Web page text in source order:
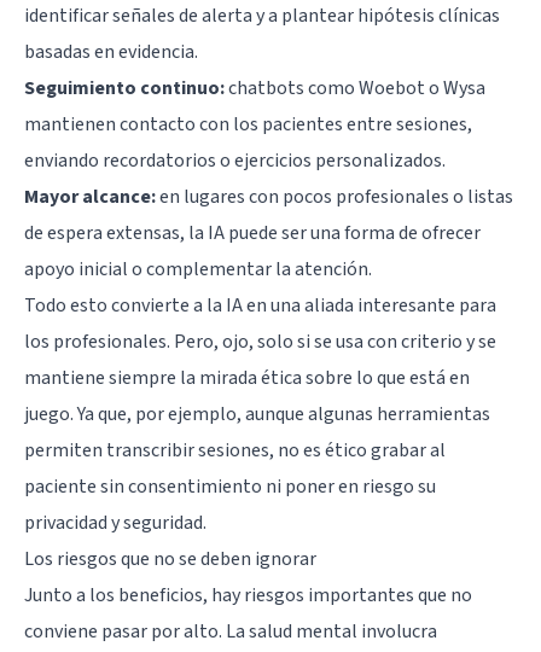
identificar señales de alerta y a plantear hipótesis clínicas
basadas en evidencia.
Seguimiento continuo:chatbots como Woebot o Wysa
mantienen contacto con los pacientes entre sesiones,
enviando recordatorios o ejercicios personalizados.
Mayor alcance:en lugares con pocos profesionales o listas
de espera extensas, la IA puede ser una forma de ofrecer
apoyo inicial o complementar la atención.
Todo esto convierte a la IA en una aliada interesante para
los profesionales. Pero, ojo, solo si se usa con criterio y se
mantiene siempre la mirada ética sobre lo que está en
juego. Ya que, por ejemplo, aunque algunas herramientas
permiten transcribir sesiones, no es ético grabar al
paciente sin consentimiento ni poner en riesgo su
privacidad y seguridad.
Los riesgos que no se deben ignorar
Junto a los beneficios, hay riesgos importantes que no
conviene pasar por alto. La salud mental involucra